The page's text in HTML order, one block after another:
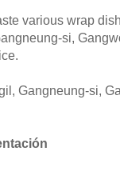
various wrap
si,
Gangneung-si,